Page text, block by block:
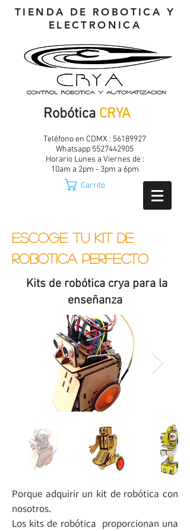
TIENDA DE ROBOTICA Y
ELECTRONICA
Robótica CRYA
Teléfono en CDMX : 56189927
Whatsapp 5527442905
Horario Lunes a Viernes de :
10am a 2pm - 3pm a 6pm
Carrito
Escoge tu Kit de
robotica perfecto
Kits de robótica crya para la
enseñanza
Porque adquirir un kit de robótica con
nosotros.
Los kits de robótica proporcionan una